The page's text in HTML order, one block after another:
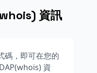
資訊
碼，即可在您的
資